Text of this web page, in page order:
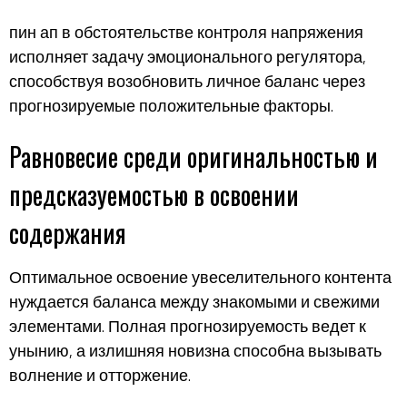
пин ап в обстоятельстве контроля напряжения
исполняет задачу эмоционального регулятора,
способствуя возобновить личное баланс через
прогнозируемые положительные факторы.
Равновесие среди оригинальностью и
предсказуемостью в освоении
содержания
Оптимальное освоение увеселительного контента
нуждается баланса между знакомыми и свежими
элементами. Полная прогнозируемость ведет к
унынию, а излишняя новизна способна вызывать
волнение и отторжение.